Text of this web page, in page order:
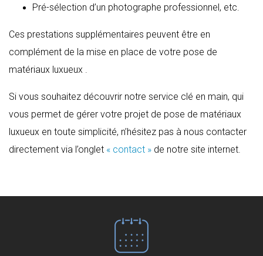
Pré-sélection d’un photographe professionnel, etc.
Ces prestations supplémentaires peuvent être en
complément de la mise en place de votre pose de
matériaux luxueux .
Si vous souhaitez découvrir notre service clé en main, qui
vous permet de gérer votre projet de pose de matériaux
luxueux en toute simplicité, n’hésitez pas à nous contacter
directement via l’onglet « contact » de notre site internet.